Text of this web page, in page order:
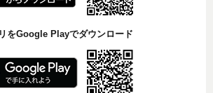
をGoogle Playでダウンロード